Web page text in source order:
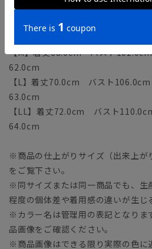
【S】着丈66.0cm バスト
【M】着丈68.0cm バスト
62.0cm
【L】着丈70.0cm バスト
63.0cm
【LL】着丈72.0cm バスト
64.0cm
※商品の仕上がりサイズ（出来上が
をご覧下さい。
※同サイズまたは同一商品でも、
程度の個体差や着用感の違いが生じ
※カラー名は管理用の表記となりま
品画像をご確認ください。
※商品画像はできる限り実際の色に